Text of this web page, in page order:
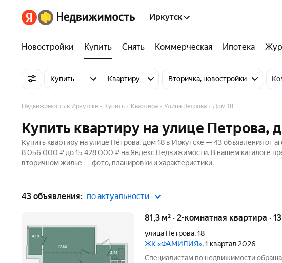
Иркутск
Новостройки Купить Снять Коммерческая Ипотека
Купить Квартиру Вторичка, новостройки
Недвижимость в Иркутске Купить Квартира Улица Петрова Дом 18
Купить квартиру на улице Петрова,
Купить квартиру на улице Петрова, дом 18 в Иркутске — 43 объявления от
8 056 000 ₽ до 15 428 000 ₽ на Яндекс Недвижимости. В нашем каталоге
вторичном жилье — фото, планировки и характеристики.
43 объявления: по актуальности
81,3 м² · 2-комнатная квартира ·
улица Петрова,18
ЖК «ФАМИЛИЯ», 1 квартал 2026
Специалистам по недвижимости